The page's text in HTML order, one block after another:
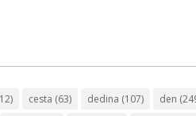
cesta (63) dedina (107) den